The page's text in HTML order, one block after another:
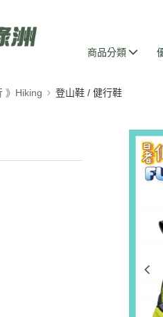
商品分類
》Hiking 登山鞋 / 健行鞋